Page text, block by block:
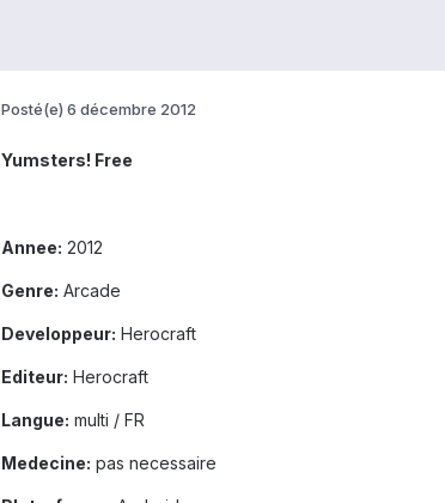
Posté(e) 6 décembre 2012
Yumsters! Free
Annee: 2012
Genre: Arcade
Developpeur: Herocraft
Editeur: Herocraft
Langue: multi / FR
Medecine: pas necessaire